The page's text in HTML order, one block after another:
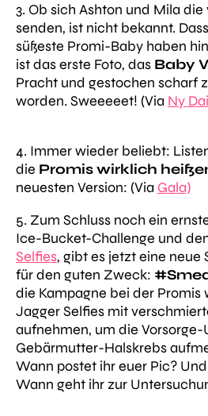
3. Ob sich Ashton und Mila
senden, ist nicht bekannt.
süßeste Promi-Baby haben
ist das erste Foto, das Baby
Pracht und gestochen scharf
worden. Sweeeeet! (Via Ny
4. Immer wieder beliebt:
die Promis wirklich
neuesten Version: (Via Gala)
5. Zum Schluss noch ein
Ice-Bucket-Challenge und
Selfies, gibt es jetzt eine
für den guten Zweck:
die Kampagne bei der Promis
Jagger Selfies mit
aufnehmen, um die
Gebärmutter-Halskrebs
Wann postet ihr euer Pic?
Wann geht ihr zur